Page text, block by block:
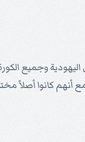
وجميع
كانوا أصلاً